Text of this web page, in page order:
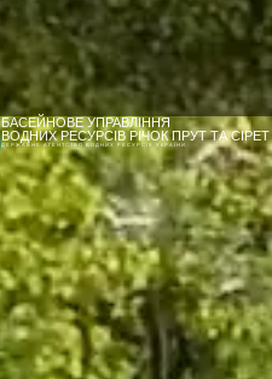
БАСЕЙНОВЕ УПРАВЛІННЯ
ВОДНИХ РЕСУРСІВ РІЧОК ПРУТ ТА СІРЕТ
ДЕРЖАВНЕ АГЕНТСТВО ВОДНИХ РЕСУРСІВ УКРАЇНИ